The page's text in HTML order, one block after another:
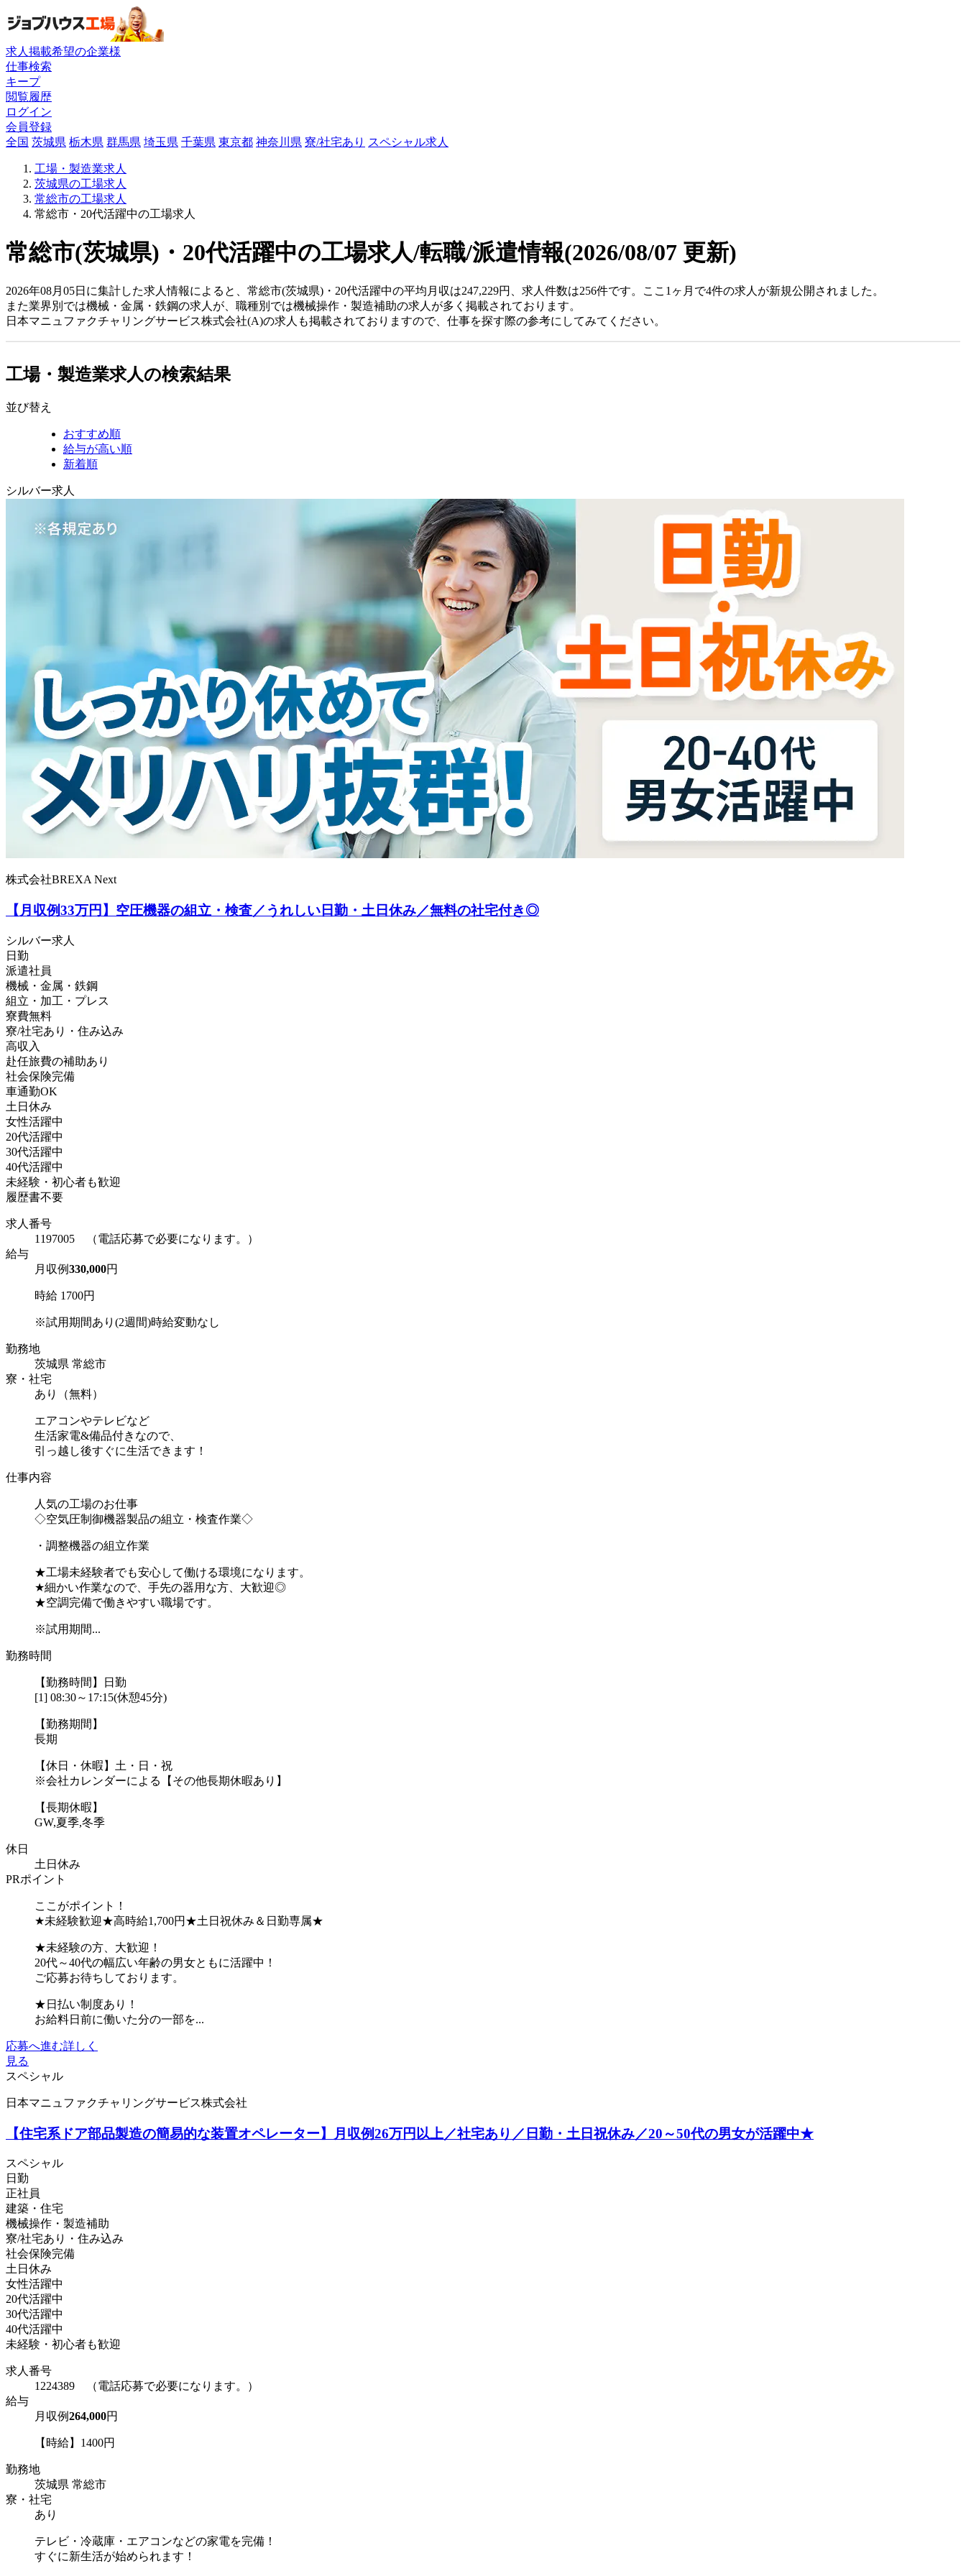
求人掲載希望の企業様
仕事検索
キープ
閲覧履歴
ログイン
会員登録
全国 茨城県 栃木県 群馬県 埼玉県 千葉県 東京都 神奈川県 寮/社宅あり スペシャル求人
工場・製造業求人
茨城県の工場求人
常総市の工場求人
常総市・20代活躍中の工場求人
常総市(茨城県)・20代活躍中の工場求人/転職/派遣情報(2026/08/07 更新)
2026年08月05日に集計した求人情報によると、常総市(茨城県)・20代活躍中の平均月収は247,229円、求人件数は256件です。ここ1ヶ月で4件の求人が新規公開されました。
また業界別では機械・金属・鉄鋼の求人が、職種別では機械操作・製造補助の求人が多く掲載されております。
日本マニュファクチャリングサービス株式会社(A)の求人も掲載されておりますので、仕事を探す際の参考にしてみてください。
工場・製造業求人の検索結果
並び替え
おすすめ順
給与が高い順
新着順
シルバー求人
株式会社BREXA Next
【月収例33万円】空圧機器の組立・検査／うれしい日勤・土日休み／無料の社宅付き◎
シルバー求人
日勤
派遣社員
機械・金属・鉄鋼
組立・加工・プレス
寮費無料
寮/社宅あり・住み込み
高収入
赴任旅費の補助あり
社会保険完備
車通勤OK
土日休み
女性活躍中
20代活躍中
30代活躍中
40代活躍中
未経験・初心者も歓迎
履歴書不要
求人番号
1197005 （電話応募で必要になります。）
給与
月収例330,000円
時給 1700円
※試用期間あり(2週間)時給変動なし
勤務地
茨城県 常総市
寮・社宅
あり（無料）
エアコンやテレビなど
生活家電&備品付きなので、
引っ越し後すぐに生活できます！
仕事内容
人気の工場のお仕事
◇空気圧制御機器製品の組立・検査作業◇
・調整機器の組立作業
★工場未経験者でも安心して働ける環境になります。
★細かい作業なので、手先の器用な方、大歓迎◎
★空調完備で働きやすい職場です。
※試用期間...
勤務時間
【勤務時間】日勤
[1] 08:30～17:15(休憩45分)
【勤務期間】
長期
【休日・休暇】土・日・祝
※会社カレンダーによる【その他長期休暇あり】
【長期休暇】
GW,夏季,冬季
休日
土日休み
PRポイント
ここがポイント！
★未経験歓迎★高時給1,700円★土日祝休み＆日勤専属★
★未経験の方、大歓迎！
20代～40代の幅広い年齢の男女ともに活躍中！
ご応募お待ちしております。
★日払い制度あり！
お給料日前に働いた分の一部を...
応募へ進む詳しく
見る
スペシャル
日本マニュファクチャリングサービス株式会社
【住宅系ドア部品製造の簡易的な装置オペレーター】月収例26万円以上／社宅あり／日勤・土日祝休み／20～50代の男女が活躍中★
スペシャル
日勤
正社員
建築・住宅
機械操作・製造補助
寮/社宅あり・住み込み
社会保険完備
土日休み
女性活躍中
20代活躍中
30代活躍中
40代活躍中
未経験・初心者も歓迎
求人番号
1224389 （電話応募で必要になります。）
給与
月収例264,000円
【時給】1400円
勤務地
茨城県 常総市
寮・社宅
あり
テレビ・冷蔵庫・エアコンなどの家電を完備！
すぐに新生活が始められます！